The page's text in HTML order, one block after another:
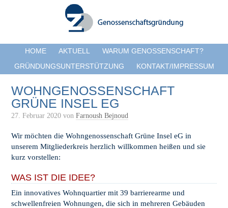
HOME AKTUELL
WARUM GENOSSENSCHAFT?
GRÜNDUNGSUNTERSTÜTZUNG
KONTAKT/IMPRESSUM
WOHNGENOSSENSCHAFT
GRÜNE INSEL EG
27. Februar 2020 vonFarnoush Bejnoud
Wir möchten die Wohngenossenschaft Grüne Insel eG in
unserem Mitgliederkreis herzlich willkommen heißen und sie
kurz vorstellen:
WAS IST DIE IDEE?
Ein innovatives Wohnquartier mit 39 barrierearme und
schwellenfreien Wohnungen, die sich in mehreren Gebäuden